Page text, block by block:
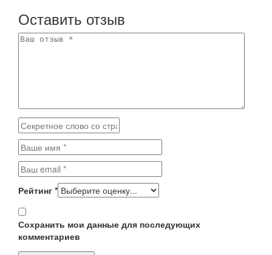
Оставить отзыв
Рейтинг *
Сохранить мои данные для последующих
комментариев